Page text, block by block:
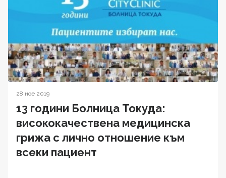
28 ное 2019
13 години Болница Токуда:
висококачествена медицинска
грижа с лично отношение към
всеки пациент